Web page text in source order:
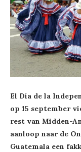
El Día de la
op 15 september
rest van Midden-
aanloop naar de
Guatemala een